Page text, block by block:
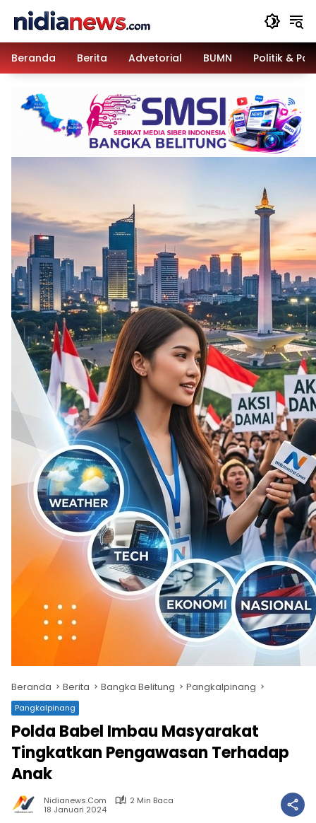
Beranda
Berita Advetorial BUMN Politik &
Beranda Berita Bangka Belitung Pangkalpinang
Pangkalpinang
Polda Babel Imbau Masyarakat
Tingkatkan Pengawasan Terhadap
Anak
Nidianews.com
2 Min Baca
18 Januari 2024